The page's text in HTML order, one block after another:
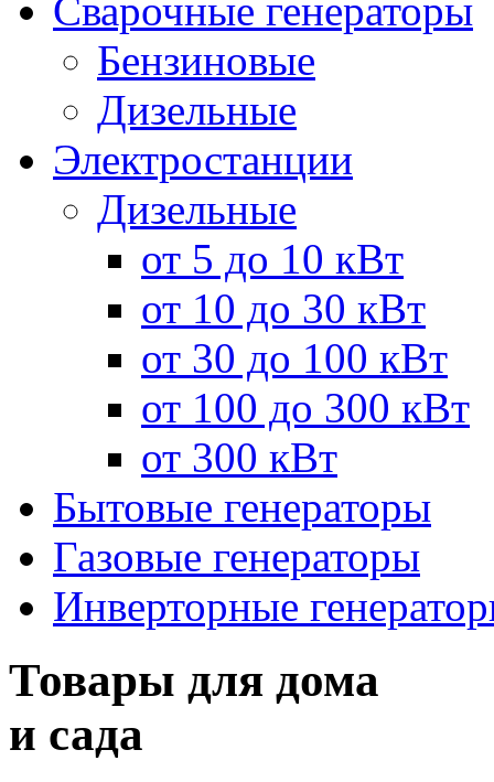
Сварочные генераторы
Бензиновые
Дизельные
Электростанции
Дизельные
от 5 до 10 кВт
от 10 до 30 кВт
от 30 до 100 кВт
от 100 до 300 кВт
от 300 кВт
Бытовые генераторы
Газовые генераторы
Инверторные
Товары для дома
и сада